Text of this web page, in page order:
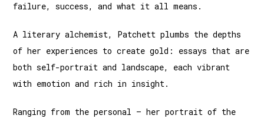
failure, success, and what it all means.
A literary alchemist, Patchett plumbs the depths
of her experiences to create gold: essays that are
both self-portrait and landscape, each vibrant
with emotion and rich in insight.
Ranging from the personal – her portrait of the